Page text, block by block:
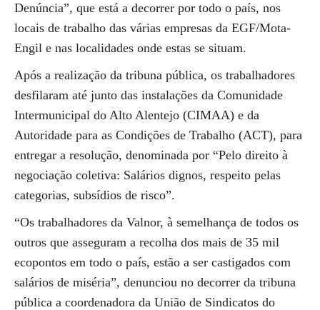
Denúncia”, que está a decorrer por todo o país, nos
locais de trabalho das várias empresas da EGF/Mota-
Engil e nas localidades onde estas se situam.
Após a realização da tribuna pública, os trabalhadores
desfilaram até junto das instalações da Comunidade
Intermunicipal do Alto Alentejo (CIMAA) e da
Autoridade para as Condições de Trabalho (ACT), para
entregar a resolução, denominada por “Pelo direito à
negociação coletiva: Salários dignos, respeito pelas
categorias, subsídios de risco”.
“Os trabalhadores da Valnor, à semelhança de todos os
outros que asseguram a recolha dos mais de 35 mil
ecopontos em todo o país, estão a ser castigados com
salários de miséria”, denunciou no decorrer da tribuna
pública a coordenadora da União de Sindicatos do